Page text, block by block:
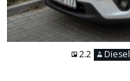
2.2 Diesel